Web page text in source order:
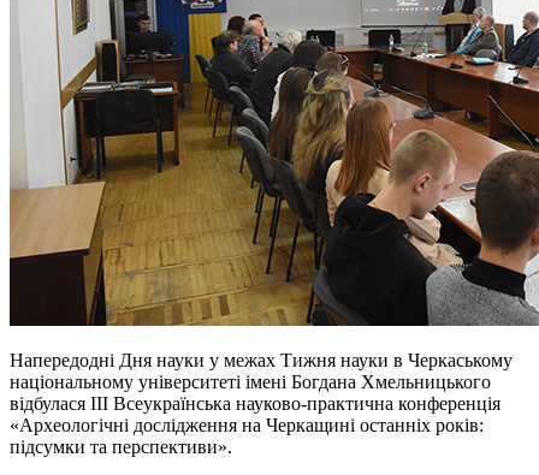
Напередодні Дня науки у межах Тижня науки в Черкаському
національному університеті імені Богдана Хмельницького
відбулася III Всеукраїнська науково-практична конференція
«Археологічні дослідження на Черкащині останніх років:
підсумки та перспективи».